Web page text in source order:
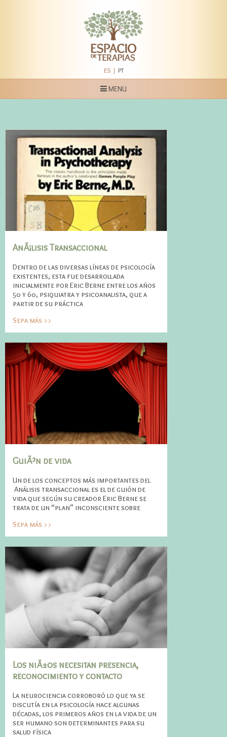
ES PT
MENU
Espacio de Terapias
Servicios
Quienes Somos
Contato
AnÃ¡lisis Transaccional
Dentro de las diversas líneas de psicología
existentes, esta fue desarrollada
inicialmente por Eric Berne entre los años
50 y 60, psiquiatra y psicoanalista, que a
partir de su práctica
Sepa más >>
GuiÃ³n de vida
Un de los conceptos más importantes del
Análisis transaccional es el de guión de
vida que según su creador Eric Berne se
trata de un “plan” inconsciente sobre
Sepa más >>
Los niÃ±os necesitan presencia,
reconocimiento y contacto
La neurociencia corroboró lo que ya se
discutía en la psicología hace algunas
décadas, los primeros años en la vida de un
ser humano son determinantes para su
salud física